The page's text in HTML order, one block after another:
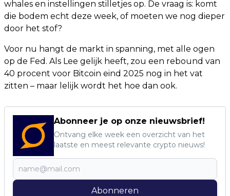
whales en instellingen stilletjes op. De vraag is: komt
die bodem echt deze week, of moeten we nog dieper
door het stof?
Voor nu hangt de markt in spanning, met alle ogen
op de Fed. Als Lee gelijk heeft, zou een rebound van
40 procent voor Bitcoin eind 2025 nog in het vat
zitten – maar lelijk wordt het hoe dan ook.
Abonneer je op onze nieuwsbrief!
Ontvang elke week een overzicht van het
laatste en meest relevante crypto nieuws!
Abonneren